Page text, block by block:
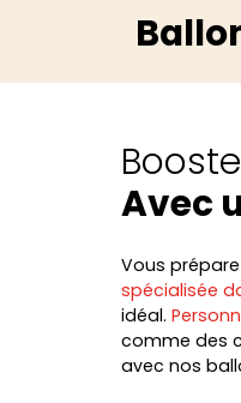
Avec
Vous
spécialisée
idéal.
comme des
avec nos